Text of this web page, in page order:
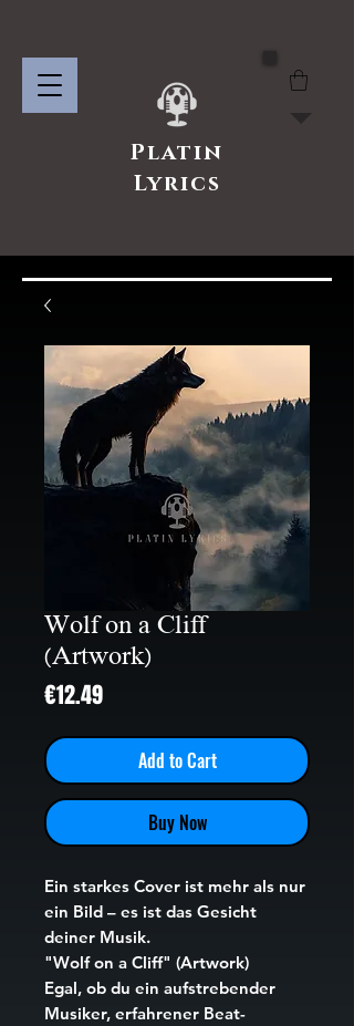
Platin
Lyrics
Wolf on a Cliff
(Artwork)
€12.49Price
Add to Cart
Buy Now
Ein starkes Cover ist mehr als nur
ein Bild – es ist das Gesicht
deiner Musik.
"Wolf on a Cliff" (Artwork)
Egal, ob du ein aufstrebender
Musiker, erfahrener Beat-